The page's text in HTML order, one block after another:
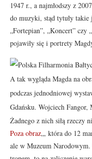
1947 r., a najmłodszy z
do muzyki, stąd tytuły takie
„Fortepian”, „Koncert”
pojawiły się i portrety
A tak wygląda Magda na
podczas jednodniowej
Gdańsku. Wojciech Fangor,
Żadnego z nich siłą rzeczy
Poza obraz„, która do 12
ale w Muzeum Narodowym.